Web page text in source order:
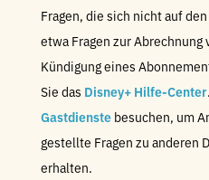
Fragen, die sich nicht auf
etwa Fragen zur Abrechnung
Kündigung eines
Sie das Disney+ Hilfe-Center
Gastdienste besuchen, um
gestellte Fragen zu anderen
erhalten.